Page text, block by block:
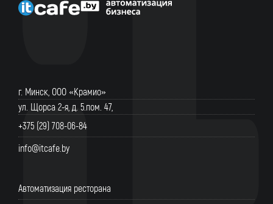
г. Минск, ООО «Крамио»
ул. Щорса 2-я, д. 5.пом. 47,
+375 (29) 708-06-84
info@itcafe.by
Автоматизация ресторана